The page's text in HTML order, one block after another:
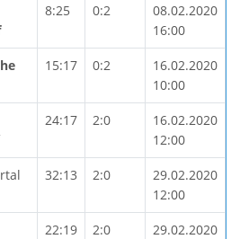
8:25 0:2
08.02.2020
16:00
15:17 0:2
16.02.2020
10:00
24:17 2:0
16.02.2020
12:00
32:13 2:0
29.02.2020
12:00
22:19 2:0
29.02.2020